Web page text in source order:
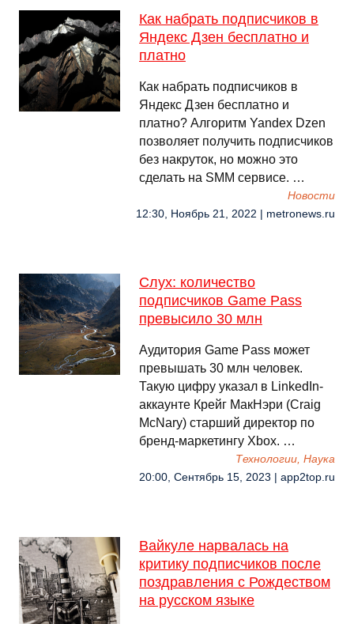
Как набрать подписчиков в
Яндекс Дзен бесплатно и
платно
Как набрать подписчиков в
Яндекс Дзен бесплатно и
платно? Алгоритм Yandex Dzen
позволяет получить подписчиков
без накруток, но можно это
сделать на SMM сервисе. …
Новости
12:30, Ноябрь 21, 2022 | metronews.ru
Слух: количество
подписчиков Game Pass
превысило 30 млн
Аудитория Game Pass может
превышать 30 млн человек.
Такую цифру указал в LinkedIn-
аккаунте Крейг МакНэри (Craig
McNary) старший директор по
бренд-маркетингу Xbox. …
Технологии, Наука
20:00, Сентябрь 15, 2023 | app2top.ru
Вайкуле нарвалась на
критику подписчиков после
поздравления с Рождеством
на русском языке